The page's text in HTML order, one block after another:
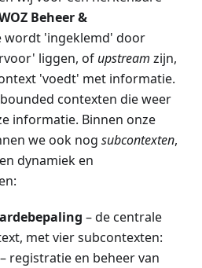
Beheer &
wordt 'ingeklemd' door
liggen, of upstream zijn,
'voedt' met informatie.
bounded contexten die weer
informatie. Binnen onze
we ook nog subcontexten,
dynamiek en
– de centrale
met vier subcontexten:
– registratie en beheer van